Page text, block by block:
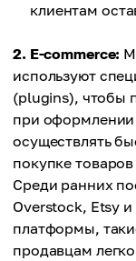
клиентам
2. E-commerce:
используют
(plugins), чтобы
при оформлении
осуществлять
покупке
Среди ранних
Overstock, Etsy
платформы,
продавцам